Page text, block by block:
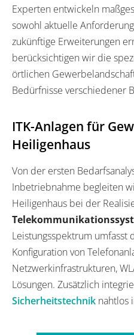
Experten entwickeln
sowohl aktuelle
zukünftige Erweiterungen
berücksichtigen wir die
örtlichen
Bedürfnisse verschiedener
ITK-Anlagen für
Heiligenhaus
Von der ersten
Inbetriebnahme begleiten
Heiligenhaus bei der
Leistungsspektrum umfasst
Konfiguration von
Netzwerkinfrastrukturen,
Lösungen. Zusätzlich
Sicherheitstechnik nahtlos